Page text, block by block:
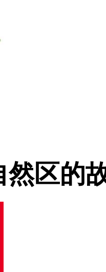
然区的